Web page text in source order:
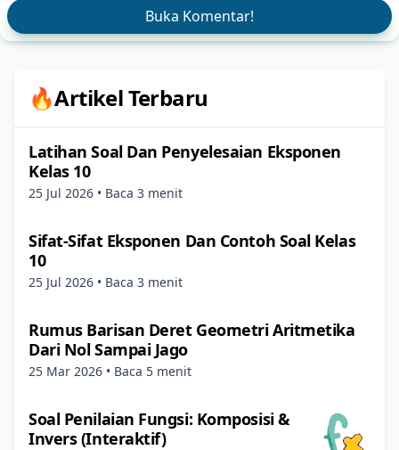
Buka Komentar!
🔥Artikel Terbaru
Latihan Soal Dan Penyelesaian Eksponen
Kelas 10
25 Jul 2026 • Baca 3 menit
Sifat-Sifat Eksponen Dan Contoh Soal Kelas
10
25 Jul 2026 • Baca 3 menit
Rumus Barisan Deret Geometri Aritmetika
Dari Nol Sampai Jago
25 Mar 2026 • Baca 5 menit
Soal Penilaian Fungsi: Komposisi &
Invers (Interaktif)